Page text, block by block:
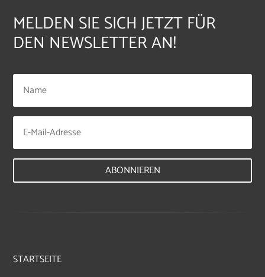
MELDEN SIE SICH JETZT FÜR
DEN NEWSLETTER AN!
ABONNIEREN
STARTSEITE